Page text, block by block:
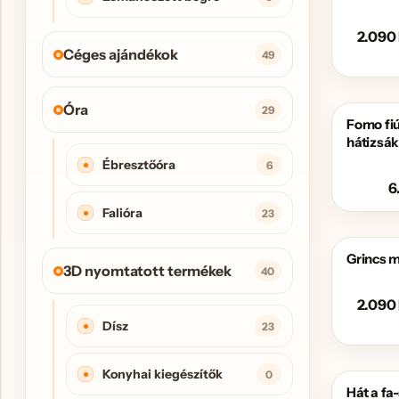
Céges ajándékok 49
Óra 29
Ébresztőóra 6
Falióra 23
3D nyomtatott termékek 40
Dísz 23
Konyhai kiegészítők 0
2.090
Fomo
hátizsák
AKCIÓS
Grincs
2.090
Hát a